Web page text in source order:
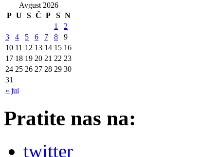
Avgust 2026
P U S Č P S N
« jul
1
2
3
4 5 6 7 8
9
10 11 12 13 14 15 16
17 18 19 20 21 22 23
24 25 26 27 28 29 30
31
Pratite nas na:
twitter